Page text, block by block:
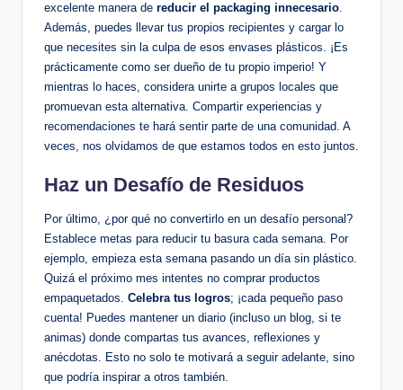
excelente manera de reducir el packaging innecesario.
Además, puedes llevar tus propios recipientes y cargar lo
que necesites sin la culpa de esos envases plásticos. ¡Es
prácticamente como ser dueño de tu propio imperio! Y
mientras lo haces, considera unirte a grupos locales que
promuevan esta alternativa. Compartir experiencias y
recomendaciones te hará sentir parte de una comunidad. A
veces, nos olvidamos de que estamos todos en esto juntos.
Haz un Desafío de Residuos
Por último, ¿por qué no convertirlo en un desafío personal?
Establece metas para reducir tu basura cada semana. Por
ejemplo, empieza esta semana pasando un día sin plástico.
Quizá el próximo mes intentes no comprar productos
empaquetados. Celebra tus logros; ¡cada pequeño paso
cuenta! Puedes mantener un diario (incluso un blog, si te
animas) donde compartas tus avances, reflexiones y
anécdotas. Esto no solo te motivará a seguir adelante, sino
que podría inspirar a otros también.